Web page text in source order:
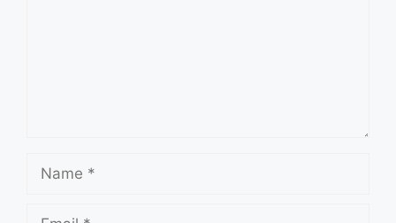
Name
Email